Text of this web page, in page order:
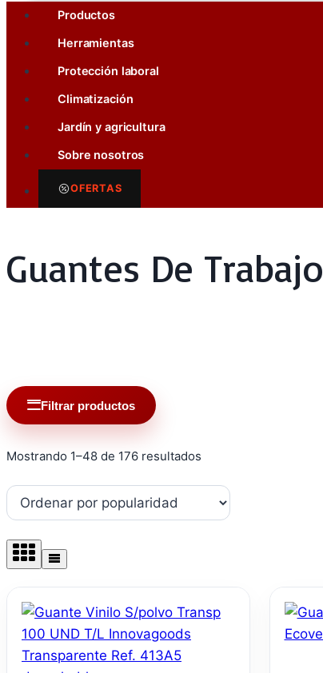
Productos
Herramientas
Protección laboral
Climatización
Jardín y agricultura
Sobre nosotros
OFERTAS
Guantes De Trabajo
Filtrar productos
Mostrando 1–48 de 176 resultados
popularidad